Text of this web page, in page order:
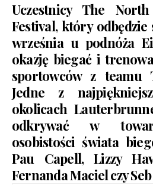
Uczestnicy The
Festival, który odbędzie
września u podnóża
okazję biegać i
sportowców z teamu
Jedne z
okolicach
odkrywać w
osobistości świata
Pau Capell, Lizzy
Fernanda Maciel czy